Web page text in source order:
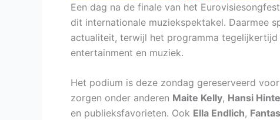
Een dag na de finale van het
dit internationale muziekspektakel. Daarmee
actualiteit, terwijl het programma
entertainment en muziek.
Het podium is deze zondag gereserveerd
zorgen onder anderen Maite Kelly, Hansi
en publieksfavorieten. Ook Ella Endlich,